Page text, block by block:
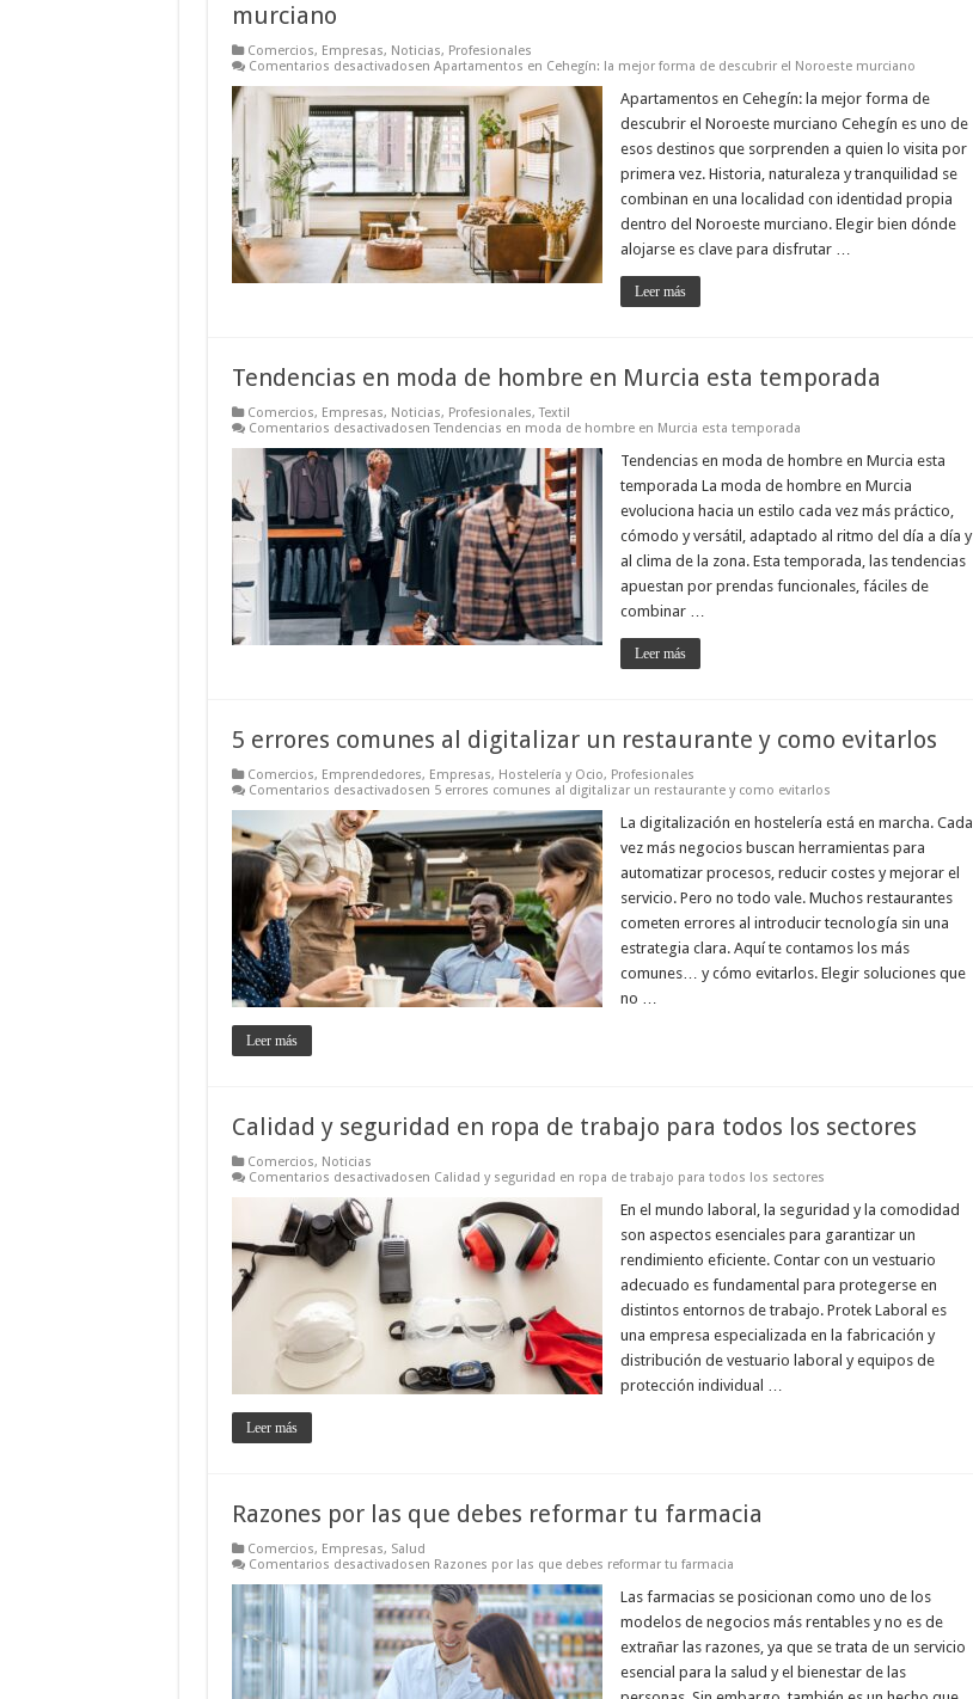
murciano
Comercios, Empresas, Noticias, Profesionales
Comentarios desactivadosen Apartamentos en Cehegín: la mejor forma de descubrir el Noroeste murciano
Apartamentos en Cehegín: la mejor forma de
descubrir el Noroeste murciano Cehegín es uno de
esos destinos que sorprenden a quien lo visita por
primera vez. Historia, naturaleza y tranquilidad se
combinan en una localidad con identidad propia
dentro del Noroeste murciano. Elegir bien dónde
alojarse es clave para disfrutar …
Leer más
Tendencias en moda de hombre en Murcia esta temporada
Comercios, Empresas, Noticias, Profesionales,Textil
Comentarios desactivadosen Tendencias en moda de hombre en Murcia esta temporada
Tendencias en moda de hombre en Murcia esta
temporada La moda de hombre en Murcia
evoluciona hacia un estilo cada vez más práctico,
cómodo y versátil, adaptado al ritmo del día a día y
al clima de la zona. Esta temporada, las tendencias
apuestan por prendas funcionales, fáciles de
combinar …
Leer más
5 errores comunes al digitalizar un restaurante y como evitarlos
Comercios, Emprendedores, Empresas, Hostelería y Ocio, Profesionales
Comentarios desactivadosen 5 errores comunes al digitalizar un restaurante y como evitarlos
La digitalización en hostelería está en marcha. Cada
vez más negocios buscan herramientas para
automatizar procesos, reducir costes y mejorar el
servicio. Pero no todo vale. Muchos restaurantes
cometen errores al introducir tecnología sin una
estrategia clara. Aquí te contamos los más
comunes… y cómo evitarlos. Elegir soluciones que
no …
Leer más
Calidad y seguridad en ropa de trabajo para todos los sectores
Comercios, Noticias
Comentarios desactivadosen Calidad y seguridad en ropa de trabajo para todos los sectores
En el mundo laboral, la seguridad y la comodidad
son aspectos esenciales para garantizar un
rendimiento eficiente. Contar con un vestuario
adecuado es fundamental para protegerse en
distintos entornos de trabajo. Protek Laboral es
una empresa especializada en la fabricación y
distribución de vestuario laboral y equipos de
protección individual …
Leer más
Razones por las que debes reformar tu farmacia
Comercios, Empresas, Salud
Comentarios desactivadosen Razones por las que debes reformar tu farmacia
Las farmacias se posicionan como uno de los
modelos de negocios más rentables y no es de
extrañar las razones, ya que se trata de un servicio
esencial para la salud y el bienestar de las